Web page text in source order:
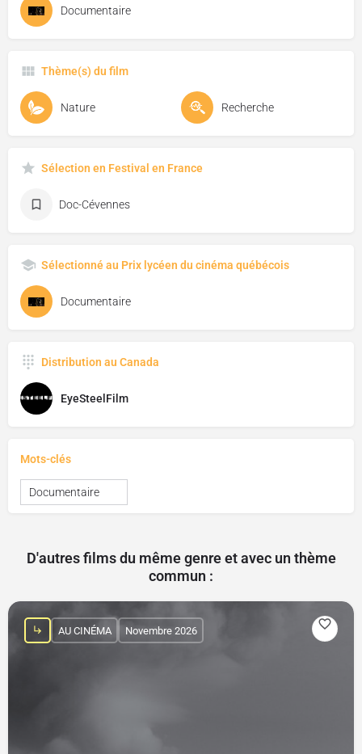
Documentaire
Thème(s) du film
Nature Recherche
Sélection en Festival en France
Doc-Cévennes
Sélectionné au Prix lycéen du cinéma québécois
Documentaire
Distribution au Canada
EyeSteelFilm
Mots-clés
Documentaire
D'autres films du même genre et avec un thème
commun :
AU CINÉMA Novembre 2026